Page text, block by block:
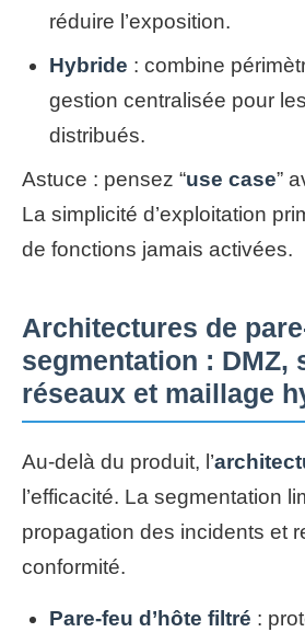
réduire l’exposition.
Hybride : combine
gestion centralisée pour
distribués.
Astuce : pensez “use case”
La simplicité d’exploitation
de fonctions jamais activées.
Architectures de
segmentation : DMZ,
réseaux et maillage
Au-delà du produit, l’
l’efficacité. La segmentation
propagation des incidents et
conformité.
Pare-feu d’hôte filtré :